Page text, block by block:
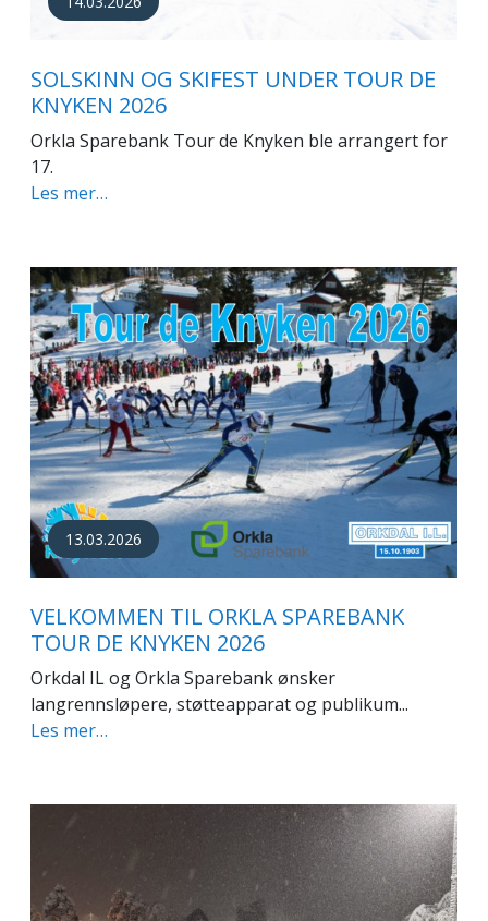
SOLSKINN OG SKIFEST UNDER TOUR DE
KNYKEN 2026
Orkla Sparebank Tour de Knyken ble arrangert for
17.
Les mer…
13.03.2026
VELKOMMEN TIL ORKLA SPAREBANK
TOUR DE KNYKEN 2026
Orkdal IL og Orkla Sparebank ønsker
langrennsløpere, støtteapparat og publikum...
Les mer…